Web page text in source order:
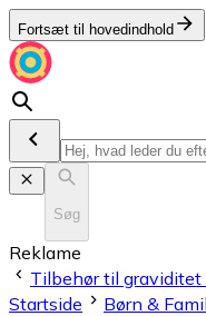
Fortsæt til hovedindhold
Søg
Reklame
Tilbehør til graviditet
Startside
Børn &